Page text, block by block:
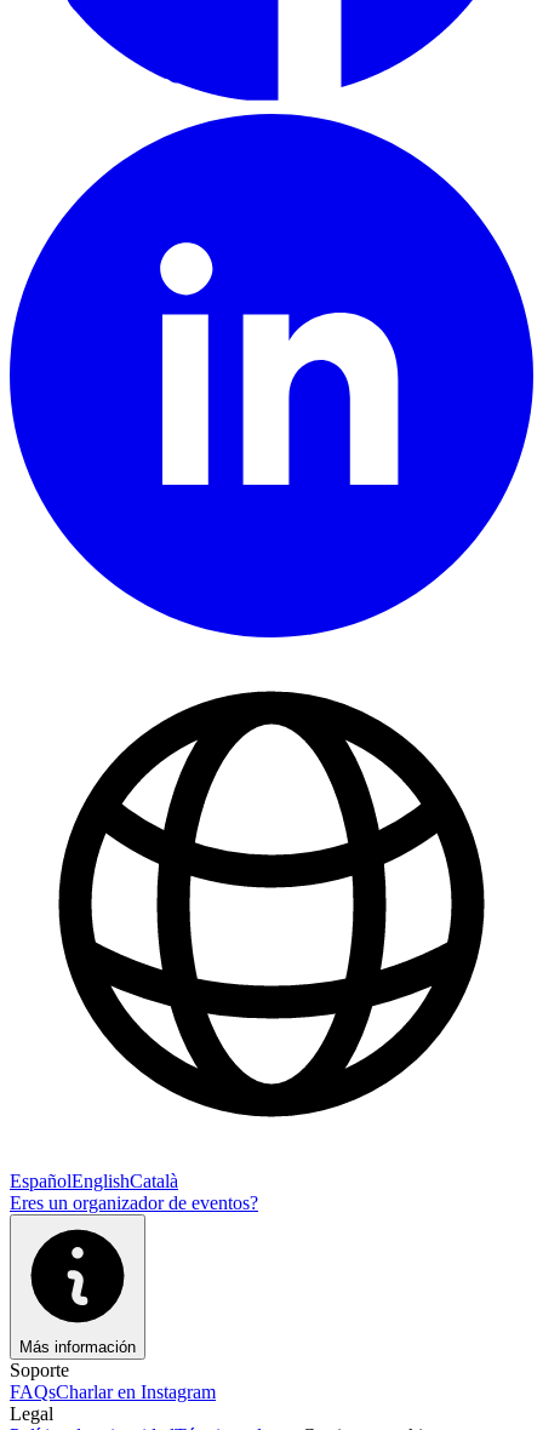
EspañolEnglishCatalà
Eres un organizador de eventos?
Más información
Soporte
FAQsCharlar en Instagram
Legal